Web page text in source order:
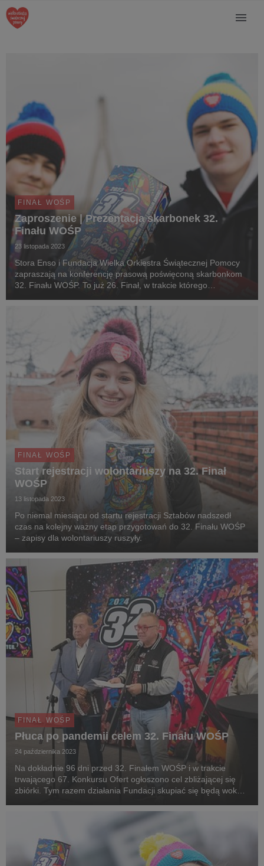
FINAŁ WOŚP
Zaproszenie | Prezentacja skarbonek 32.
Finału WOŚP
23 listopada 2023
Stora Enso i Fundacja Wielka Orkiestra Świątecznej Pomocy
zapraszają na konferencję prasową poświęconą skarbonkom
32. Finału WOŚP. To już 26. Finał, w trakcie którego
produkowanych przez Stora Enso.
FINAŁ WOŚP
Start rejestracji wolontariuszy na 32. Finał
WOŚP
13 listopada 2023
Po niemal miesiącu od startu rejestracji Sztabów nadszedł
czas na kolejny ważny etap przygotowań do 32. Finału WOŚP
– zapisy dla wolontariuszy ruszyły.
FINAŁ WOŚP
Płuca po pandemii celem 32. Finału WOŚP
24 października 2023
Na dokładnie 96 dni przed 32. Finałem WOŚP i w trakcie
trwającego 67. Konkursu Ofert ogłoszono cel zbliżającej się
zbiórki. Tym razem działania Fundacji skupiać się będą wokół
zakup urządzeń dla oddziałów pulmono...